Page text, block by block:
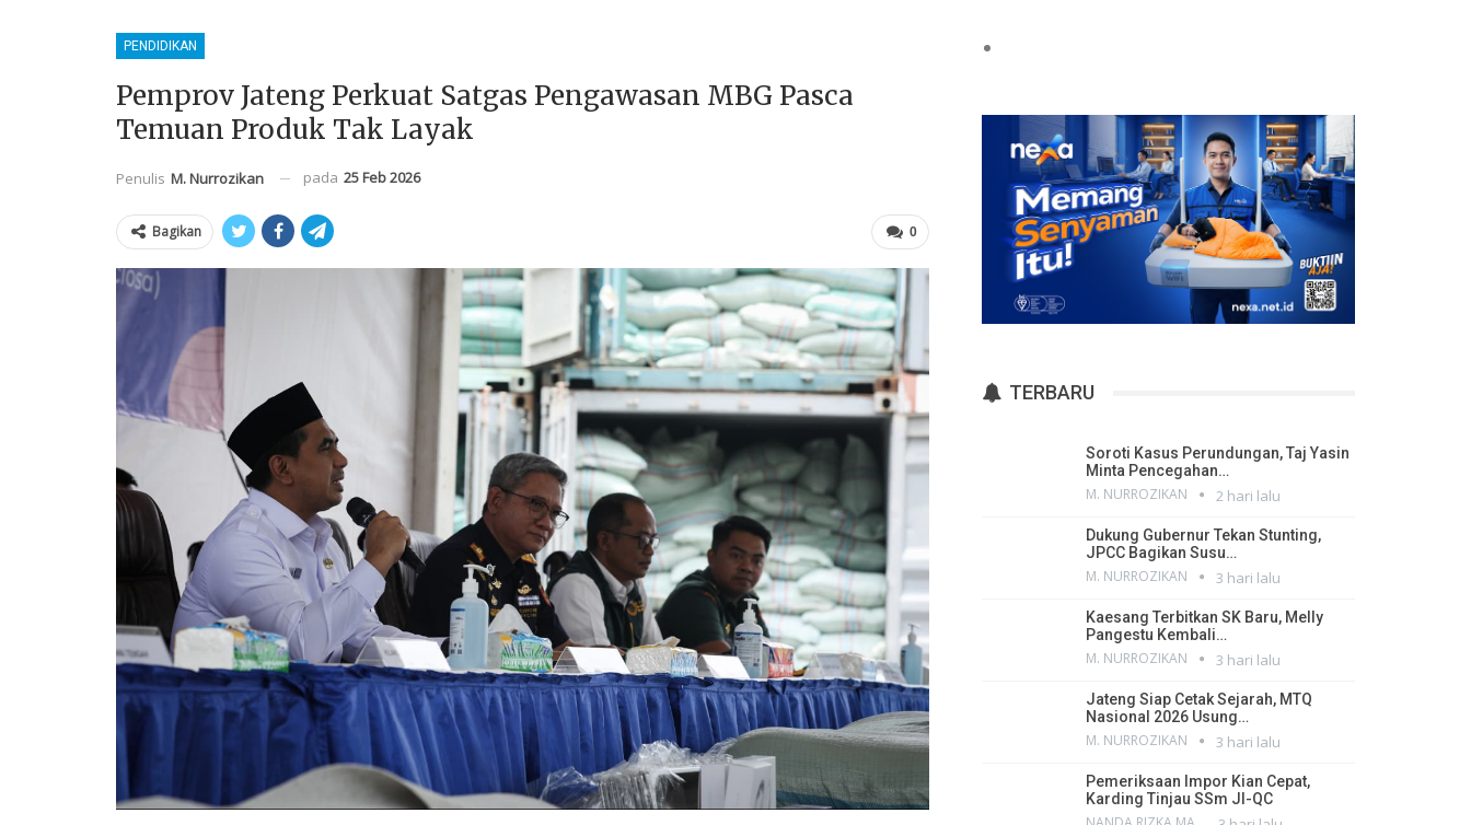
PENDIDIKAN
Pemprov Jateng Perkuat Satgas Pengawasan MBG Pasca
Temuan Produk Tak Layak
Penulis M. Nurrozikan pada 25 Feb 2026
0
Bagikan
TERBARU
Soroti Kasus Perundungan, Taj Yasin
Minta Pencegahan…
M. NURROZIKAN 2 hari lalu
Dukung Gubernur Tekan Stunting,
JPCC Bagikan Susu…
M. NURROZIKAN 3 hari lalu
Kaesang Terbitkan SK Baru, Melly
Pangestu Kembali…
M. NURROZIKAN 3 hari lalu
Jateng Siap Cetak Sejarah, MTQ
Nasional 2026 Usung…
M. NURROZIKAN 3 hari lalu
Pemeriksaan Impor Kian Cepat,
Karding Tinjau SSm JI-QC